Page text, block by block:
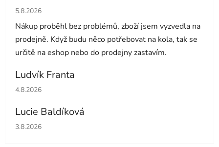
Hodnocení obchodu je 5 z 5 hvězdiček.
5.8.2026
Nákup proběhl bez problémů, zboží jsem vyzvedla na
prodejně. Když budu něco potřebovat na kola, tak se
určitě na eshop nebo do prodejny zastavím.
Ludvík Franta
Hodnocení obchodu je 5 z 5 hvězdiček.
4.8.2026
Lucie Baldíková
Hodnocení obchodu je 5 z 5 hvězdiček.
3.8.2026